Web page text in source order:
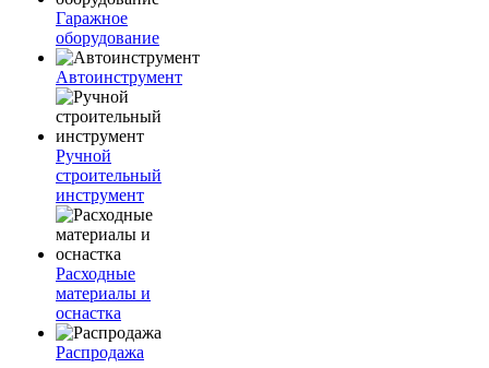
Гаражное
оборудование
Автоинструмент
Ручной
строительный
инструмент
Расходные
материалы и
оснастка
Распродажа